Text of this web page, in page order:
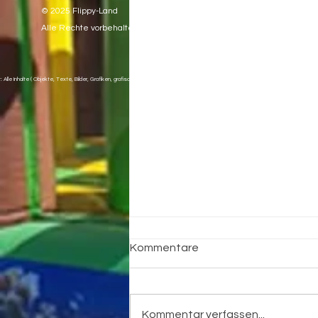
Kommentare
Kommentar verfassen...
© 2025 Flippy-Land
Alle Rechte vorbehalten.
Alle Inhalte ( Objekte, Texte, Bilder, Grafiken, grafische Gestaltungen, Layouts, Anordnungen u.a.) sind durch das